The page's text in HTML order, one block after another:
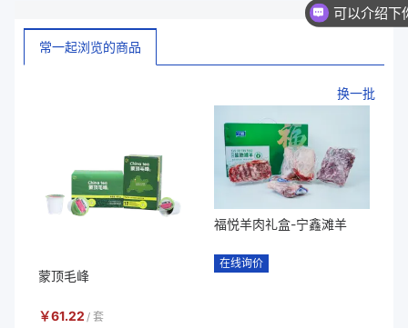
常一起浏览的商品
换一批
蒙顶毛峰
￥61.22 / 套
福悦羊肉礼盒-宁鑫滩羊
在线询价
你们是